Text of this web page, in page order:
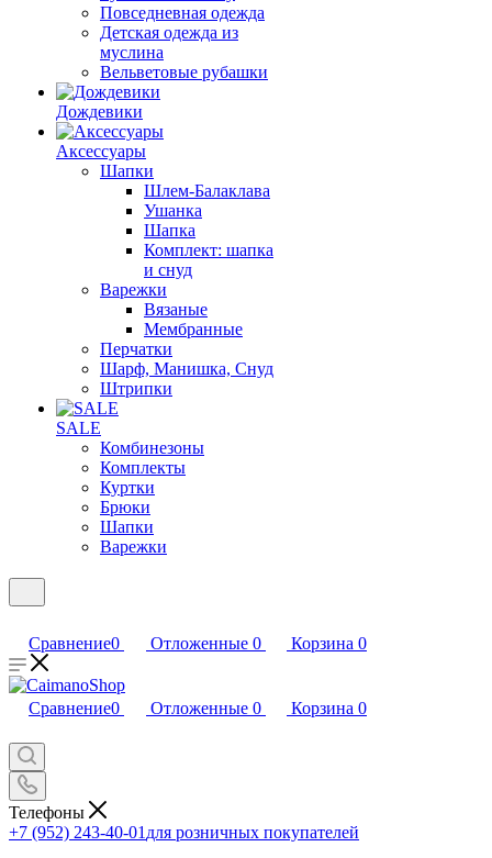
Повседневная одежда
Детская одежда из
муслина
Вельветовые рубашки
Дождевики
Аксессуары
Шапки
Шлем-Балаклава
Ушанка
Шапка
Комплект: шапка
и снуд
Варежки
Вязаные
Мембранные
Перчатки
Шарф, Манишка, Снуд
Штрипки
SALE
Комбинезоны
Комплекты
Куртки
Брюки
Шапки
Варежки
Сравнение0 Отложенные 0 Корзина 0
Сравнение0 Отложенные 0 Корзина 0
Телефоны
+7 (952) 243-40-01 для розничных покупателей